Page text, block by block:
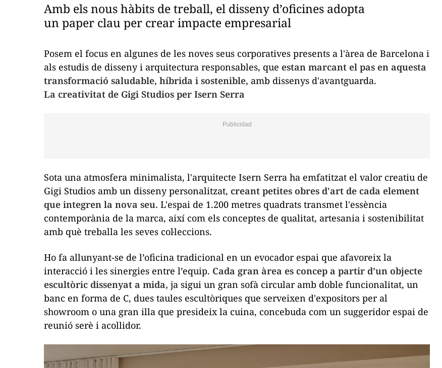
Amb els nous hàbits de treball, el disseny d’oficines adopta
un paper clau per crear impacte empresarial
Posem el focus en algunes de les noves seus corporatives presents a l'àrea de Barcelona i
als estudis de disseny i arquitectura responsables, que estan marcant el pas en aquesta
transformació saludable, híbrida i sostenible, amb dissenys d'avantguarda.
La creativitat de Gigi Studios per Isern Serra
Sota una atmosfera minimalista, l'arquitecte Isern Serra ha emfatitzat el valor creatiu de
Gigi Studios amb un disseny personalitzat, creant petites obres d'art de cada element
que integren la nova seu. L'espai de 1.200 metres quadrats transmet l'essència
contemporània de la marca, així com els conceptes de qualitat, artesania i sostenibilitat
amb què treballa les seves col·leccions.
Ho fa allunyant-se de l’oficina tradicional en un evocador espai que afavoreix la
interacció i les sinergies entre l’equip. Cada gran àrea es concep a partir d’un objecte
escultòric dissenyat a mida, ja sigui un gran sofà circular amb doble funcionalitat, un
banc en forma de C, dues taules escultòriques que serveixen d'expositors per al
showroom o una gran illa que presideix la cuina, concebuda com un suggeridor espai de
reunió serè i acollidor.